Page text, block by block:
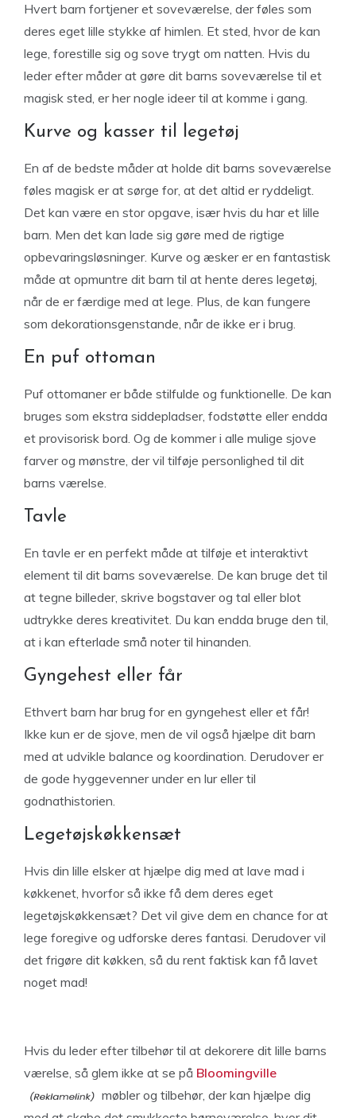
Hvert barn fortjener et soveværelse, der føles som
deres eget lille stykke af himlen. Et sted, hvor de kan
lege, forestille sig og sove trygt om natten. Hvis du
leder efter måder at gøre dit barns soveværelse til et
magisk sted, er her nogle ideer til at komme i gang.
Kurve og kasser til legetøj
En af de bedste måder at holde dit barns soveværelse
føles magisk er at sørge for, at det altid er ryddeligt.
Det kan være en stor opgave, især hvis du har et lille
barn. Men det kan lade sig gøre med de rigtige
opbevaringsløsninger. Kurve og æsker er en fantastisk
måde at opmuntre dit barn til at hente deres legetøj,
når de er færdige med at lege. Plus, de kan fungere
som dekorationsgenstande, når de ikke er i brug.
En puf ottoman
Puf ottomaner er både stilfulde og funktionelle. De kan
bruges som ekstra siddepladser, fodstøtte eller endda
et provisorisk bord. Og de kommer i alle mulige sjove
farver og mønstre, der vil tilføje personlighed til dit
barns værelse.
Tavle
En tavle er en perfekt måde at tilføje et interaktivt
element til dit barns soveværelse. De kan bruge det til
at tegne billeder, skrive bogstaver og tal eller blot
udtrykke deres kreativitet. Du kan endda bruge den til,
at i kan efterlade små noter til hinanden.
Gyngehest eller får
Ethvert barn har brug for en gyngehest eller et får!
Ikke kun er de sjove, men de vil også hjælpe dit barn
med at udvikle balance og koordination. Derudover er
de gode hyggevenner under en lur eller til
godnathistorien.
Legetøjskøkkensæt
Hvis din lille elsker at hjælpe dig med at lave mad i
køkkenet, hvorfor så ikke få dem deres eget
legetøjskøkkensæt? Det vil give dem en chance for at
lege foregive og udforske deres fantasi. Derudover vil
det frigøre dit køkken, så du rent faktisk kan få lavet
noget mad!
Hvis du leder efter tilbehør til at dekorere dit lille barns
værelse, så glem ikke at se på Bloomingville
møbler og tilbehør, der kan hjælpe dig